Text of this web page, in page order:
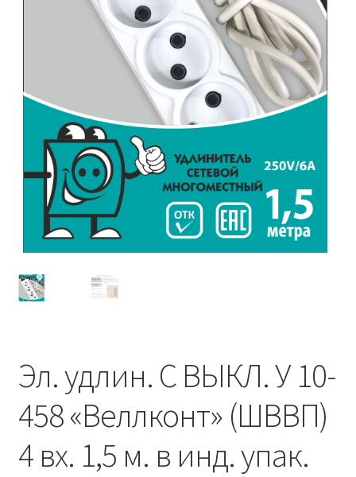
Наше производство
Оформление заказа
Прайс-лист
Эл. удлин. С ВЫКЛ. У 10-
458 «Веллконт» (ШВВП)
4 вх. 1,5 м. в инд. упак.